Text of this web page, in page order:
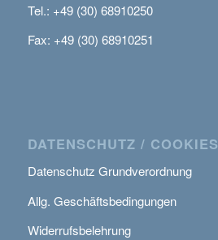
Tel.: +49 (30) 68910250
Fax: +49 (30) 68910251
DATENSCHUTZ / COOKIES
Datenschutz Grundverordnung
Allg. Geschäftsbedingungen
Widerrufsbelehrung